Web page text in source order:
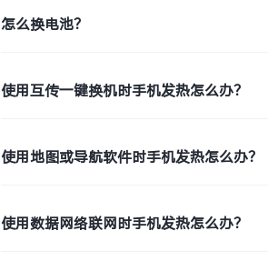
怎么换电池？
使用互传一键换机时手机发热怎么办？
使用地图或导航软件时手机发热怎么办？
使用数据网络联网时手机发热怎么办？